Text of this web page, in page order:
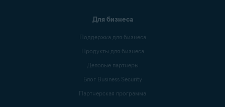
Для бизнеса
Поддержка для бизнеса
Продукты для бизнеса
Деловые партнеры
Блог Business Security
Партнерская программа